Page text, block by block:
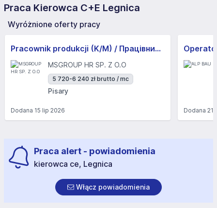
Praca Kierowca C+E Legnica
Wyróżnione oferty pracy
Pracownik produkcji (K/M) / Працівники продукції Huber-Suhner (K/M)
MSGROUP HR SP. Z O.O
5 720-6 240 zł brutto / mc
Pisary
Dodana 15 lip 2026 Dodana21
Praca alert - powiadomienia
kierowca ce, Legnica
Włącz powiadomienia